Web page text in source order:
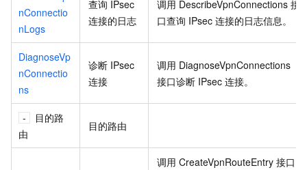
nConnectio
nLogs
查询 IPsec
连接的日志
调用 DescribeVpnConnections 接
口查询 IPsec 连接的日志信息。
DiagnoseVp
nConnectio
ns
诊断 IPsec
连接
调用 DiagnoseVpnConnections
接口诊断 IPsec 连接。
目的路
由
目的路由
调用 CreateVpnRouteEntry 接口